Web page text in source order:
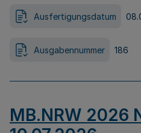
Ausfertigungsdatum
Ausgabennummer 186
MB.NRW 2026